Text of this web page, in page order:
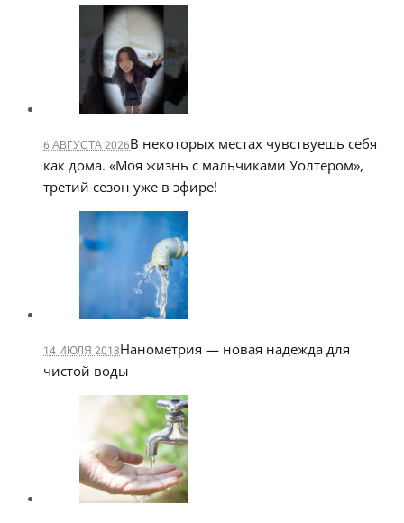
6 АВГУСТА 2026В некоторых местах чувствуешь себя
как дома. «Моя жизнь с мальчиками Уолтером»,
третий сезон уже в эфире!
14 ИЮЛЯ 2018Нанометрия — новая надежда для
чистой воды